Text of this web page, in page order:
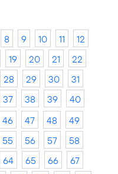
8 9 10 11
12
19 20 21
22
28 29 30
31
37 38 39
40
46 47 48
49
55 56 57
58
64 65 66
67